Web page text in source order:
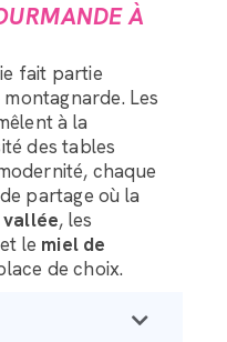
À
fait partie
Les
à la
des tables
chaque
partage où la
, les
et le miel de
de choix.